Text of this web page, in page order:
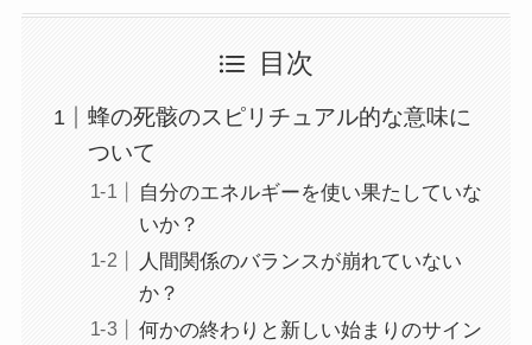
目次
蜂の死骸のスピリチュアル的な意味に
ついて
自分のエネルギーを使い果たしていな
いか？
人間関係のバランスが崩れていない
か？
何かの終わりと新しい始まりのサイン